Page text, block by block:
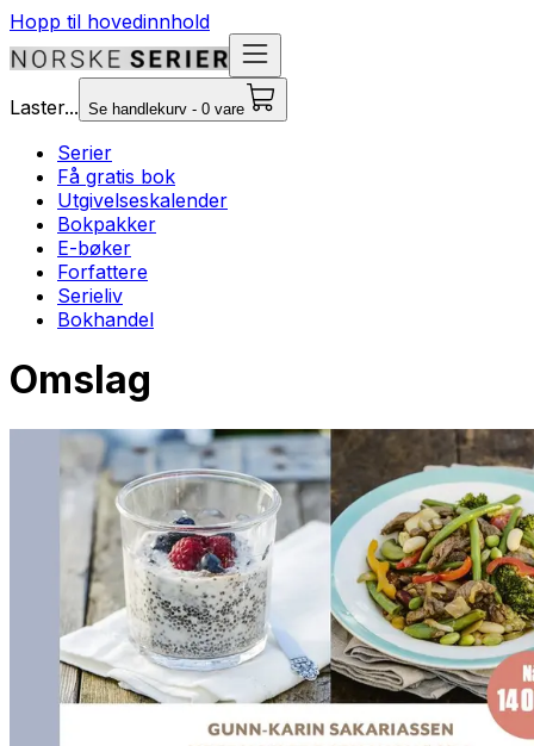
Hopp til hovedinnhold
Laster... Se handlekurv - 0 vare
Serier
Få gratis bok
Utgivelseskalender
Bokpakker
E-bøker
Forfattere
Serieliv
Bokhandel
Omslag